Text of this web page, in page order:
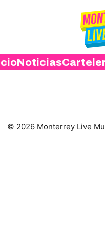
Noticias
© 2026 Monterrey Live